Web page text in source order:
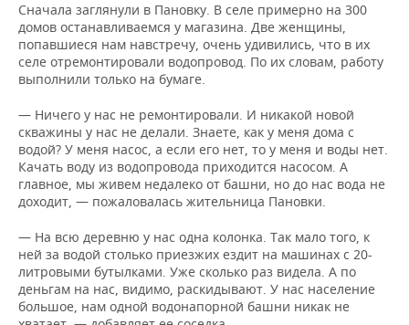
Сначала заглянули в Пановку. В селе примерно на 300
домов останавливаемся у магазина. Две женщины,
попавшиеся нам навстречу, очень удивились, что в их
селе отремонтировали водопровод. По их словам, работу
выполнили только на бумаге.
— Ничего у нас не ремонтировали. И никакой новой
скважины у нас не делали. Знаете, как у меня дома с
водой? У меня насос, а если его нет, то у меня и воды нет.
Качать воду из водопровода приходится насосом. А
главное, мы живем недалеко от башни, но до нас вода не
доходит, — пожаловалась жительница Пановки.
— На всю деревню у нас одна колонка. Так мало того, к
ней за водой столько приезжих ездит на машинах с 20-
литровыми бутылками. Уже сколько раз видела. А по
деньгам на нас, видимо, раскидывают. У нас население
большое, нам одной водонапорной башни никак не